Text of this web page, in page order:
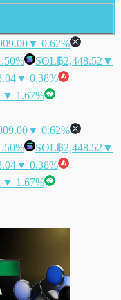
▼ 0.62%
SOL฿2,448.52 ▼
▼ 0.38%
▼ 1.67%
▼ 0.62%
SOL฿2,448.52 ▼
▼ 0.38%
▼ 1.67%